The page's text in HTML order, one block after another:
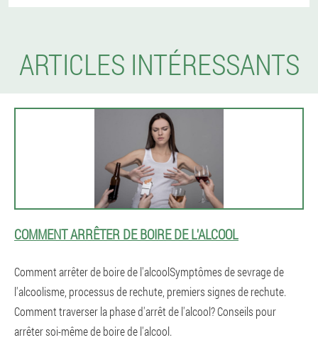
ARTICLES INTÉRESSANTS
COMMENT ARRÊTER DE BOIRE DE L'ALCOOL
Comment arrêter de boire de l'alcoolSymptômes de sevrage de
l'alcoolisme, processus de rechute, premiers signes de rechute.
Comment traverser la phase d'arrêt de l'alcool? Conseils pour
arrêter soi-même de boire de l'alcool.